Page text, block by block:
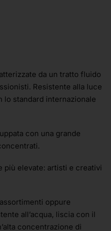
da un tratto fluido
Resistente alla luce
lo standard internazionale
con una grande
più elevate: artisti e creativi
oppure
all’acqua, liscia con il
concentrazione di